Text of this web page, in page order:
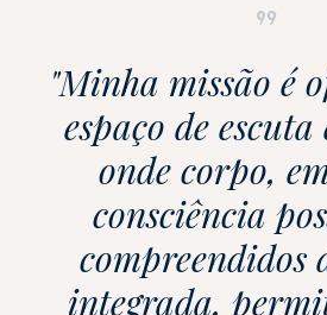
format_quote
"Minha missão é
espaço de
onde corpo,
consciência
compreendidos
integrada,